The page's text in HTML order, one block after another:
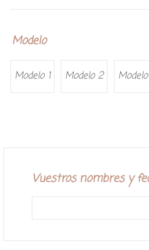
Modelo
Modelo 1 Modelo 2
Vuestros nombres y